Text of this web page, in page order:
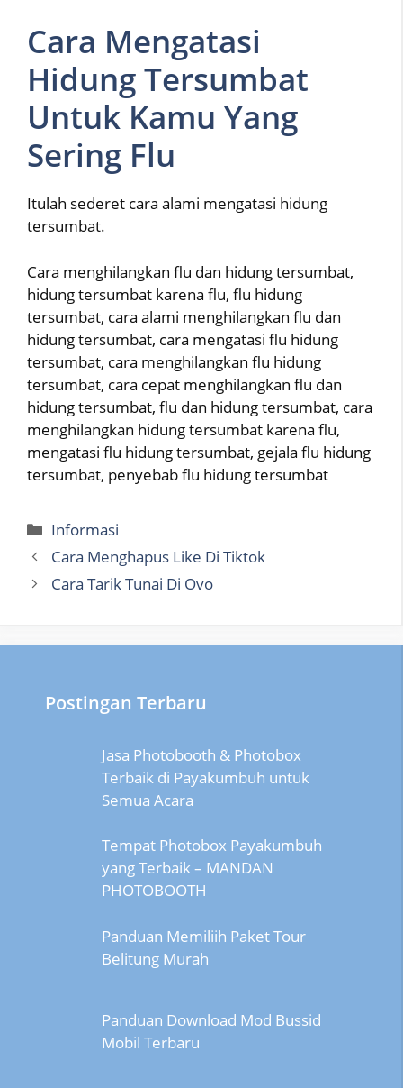
Cara Mengatasi
Hidung Tersumbat
Untuk Kamu Yang
Sering Flu
Itulah sederet cara alami mengatasi hidung
tersumbat.
Cara menghilangkan flu dan hidung tersumbat,
hidung tersumbat karena flu, flu hidung
tersumbat, cara alami menghilangkan flu dan
hidung tersumbat, cara mengatasi flu hidung
tersumbat, cara menghilangkan flu hidung
tersumbat, cara cepat menghilangkan flu dan
hidung tersumbat, flu dan hidung tersumbat, cara
menghilangkan hidung tersumbat karena flu,
mengatasi flu hidung tersumbat, gejala flu hidung
tersumbat, penyebab flu hidung tersumbat
Categories
Informasi
Cara Menghapus Like Di Tiktok
Cara Tarik Tunai Di Ovo
Postingan Terbaru
Jasa Photobooth & Photobox
Terbaik di Payakumbuh untuk
Semua Acara
Tempat Photobox Payakumbuh
yang Terbaik – MANDAN
PHOTOBOOTH
Panduan Memiliih Paket Tour
Belitung Murah
Panduan Download Mod Bussid
Mobil Terbaru